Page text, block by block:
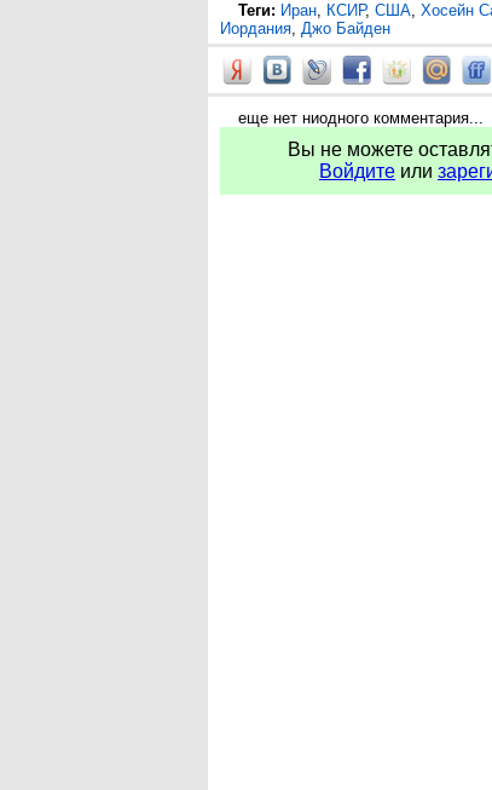
Теги: Иран, КСИР, США, Хосейн
Иордания, Джо Байден
еще нет ниодного комментария...
Вы не можете
Войдите или